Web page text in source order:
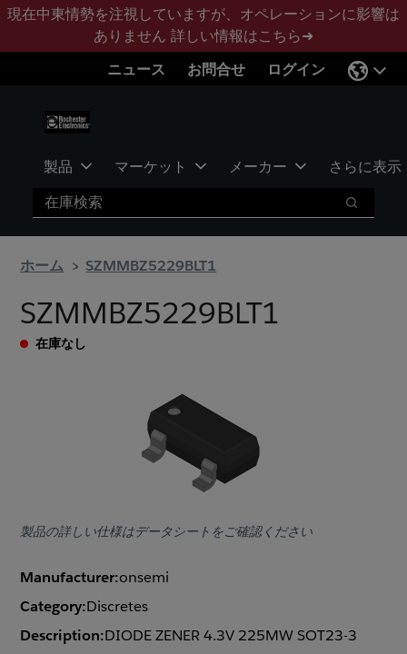
メ
ン
フ
タ
現在中東情勢を注視していますが、オペレーションに影響は
ありません 詳しい情報はこちら➜
ニュース
お問合せ ログイン
製品 マーケット メーカー さらに表示
検索
検索
ホーム SZMMBZ5229BLT1
SZMMBZ5229BLT1
在庫なし
製品の詳しい仕様はデータシートをご確認ください
Manufacturer:onsemi
Category:Discretes
Description:DIODE ZENER 4.3V 225MW SOT23-3